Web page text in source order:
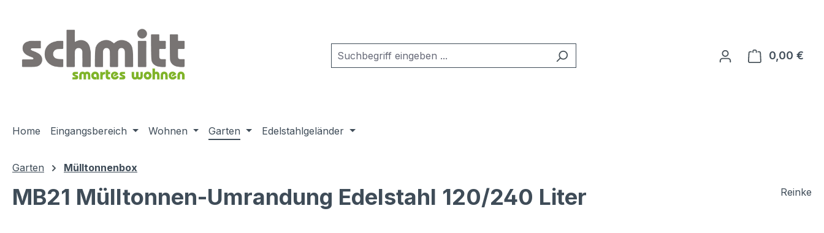
0,00 €
Home Eingangsbereich Wohnen Garten Edelstahlgeländer
Garten Mülltonnenbox
MB21 Mülltonnen-Umrandung Edelstahl 120/240 Liter Reinke